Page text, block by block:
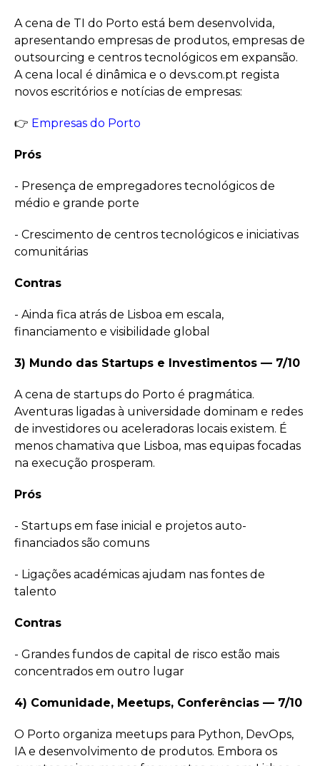
A cena de TI do Porto está bem desenvolvida,
apresentando empresas de produtos, empresas de
outsourcing e centros tecnológicos em expansão.
A cena local é dinâmica e o devs.com.pt regista
novos escritórios e notícias de empresas:
👉 Empresas do Porto
Prós
- Presença de empregadores tecnológicos de
médio e grande porte
- Crescimento de centros tecnológicos e iniciativas
comunitárias
Contras
- Ainda fica atrás de Lisboa em escala,
financiamento e visibilidade global
3) Mundo das Startups e Investimentos — 7/10
A cena de startups do Porto é pragmática.
Aventuras ligadas à universidade dominam e redes
de investidores ou aceleradoras locais existem. É
menos chamativa que Lisboa, mas equipas focadas
na execução prosperam.
Prós
- Startups em fase inicial e projetos auto-
financiados são comuns
- Ligações académicas ajudam nas fontes de
talento
Contras
- Grandes fundos de capital de risco estão mais
concentrados em outro lugar
4) Comunidade, Meetups, Conferências — 7/10
O Porto organiza meetups para Python, DevOps,
IA e desenvolvimento de produtos. Embora os